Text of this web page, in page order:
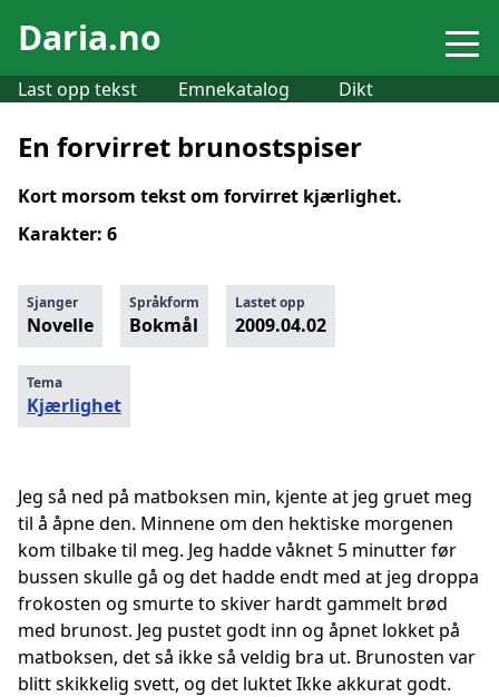
Daria.no
Last opp tekst Emnekatalog Dikt
En forvirret brunostspiser
Kort morsom tekst om forvirret kjærlighet.
Karakter: 6
Sjanger
Novelle
Språkform
Bokmål
Lastet opp
2009.04.02
Tema
Kjærlighet
Jeg så ned på matboksen min, kjente at jeg gruet meg
til å åpne den. Minnene om den hektiske morgenen
kom tilbake til meg. Jeg hadde våknet 5 minutter før
bussen skulle gå og det hadde endt med at jeg droppa
frokosten og smurte to skiver hardt gammelt brød
med brunost. Jeg pustet godt inn og åpnet lokket på
matboksen, det så ikke så veldig bra ut. Brunosten var
blitt skikkelig svett, og det luktet Ikke akkurat godt.